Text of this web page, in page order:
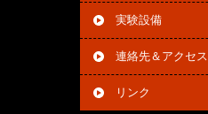
実験設備
連絡先＆アクセス
リンク